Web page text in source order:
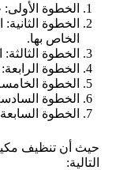
الخطوة
الخطوة
الخاص بها.
الخطوة
الخطوة
الخطوة
الخطوة
الخطوة
حيث أن تنظيف
التالية: